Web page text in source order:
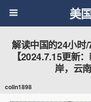
美
解读中国的24小时
【2024.7.15更新
岸，云
colin1898